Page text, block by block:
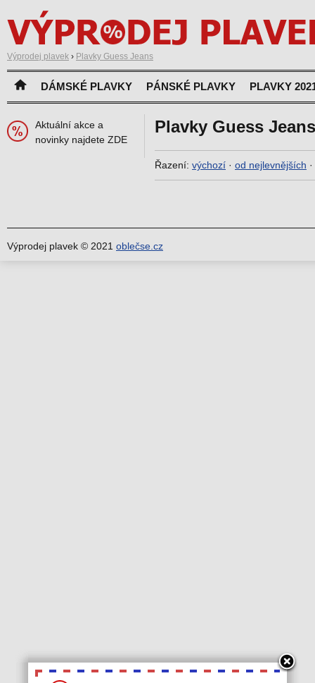
Výprodej plavek › Plavky Guess Jeans
DÁMSKÉ PLAVKY PÁNSKÉ PLAVKY PLAVKY
Plavky Guess Jeans
Řazení: výchozí · od nejlevnějších ·
Aktuální akce a
novinky najdete ZDE
Výprodej plavek © 2021 oblečse.cz